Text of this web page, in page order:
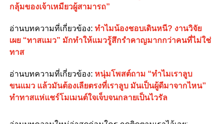
กลุ้มของเจ้าเหมียวผู้สามารถ”
อ่านบทความที่เกี่ยวข้อง: ทำไมน้องชอบเดินหนี? งานวิจัย
เผย “ทาสแมว” มักทำให้แมวรู้สึกรำคาญมากกว่าคนที่ไม่ใช่
ทาส
อ่านบทความที่เกี่ยวข้อง: หนุ่มโพสต์ถาม “ทำไมเราลูบ
ขนแมว แล้วมันต้องเลียตรงที่เราลูบ มันเป็นผู้ดีมาจากไหน”
ทำทาสแห่แชร์โมเมนต์ใจเจ็บจนกลายเป็นไวรัล